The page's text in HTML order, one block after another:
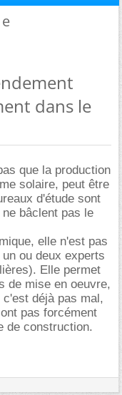
dans le
que la production
solaire, peut être
d'étude sont
bâclent pas le
elle n'est pas
ou deux experts
Elle permet
de mise en oeuvre,
déjà pas mal,
pas forcément
de construction.